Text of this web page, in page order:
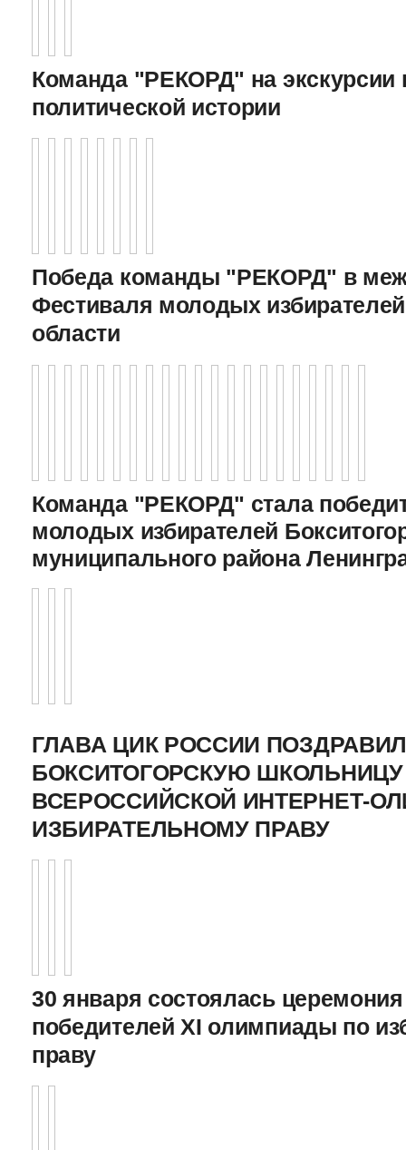
Команда "РЕКОРД" на экскурсии
политической истории
Победа команды "РЕКОРД" в
Фестиваля молодых
области
Команда "РЕКОРД" стала
молодых избирателей
муниципального района
ГЛАВА ЦИК РОССИИ
БОКСИТОГОРСКУЮ
ВСЕРОССИЙСКОЙ ИНТЕРНЕТ-
ИЗБИРАТЕЛЬНОМУ ПРАВУ
30 января состоялась
победителей XI олимпиады по
праву